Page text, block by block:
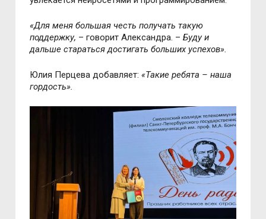
«Для меня большая честь получать такую
поддержку, – говорит Александра. – Буду и
дальше стараться достигать больших успехов».
Юлия Перцева добавляет:«Такие ребята – наша
гордость».